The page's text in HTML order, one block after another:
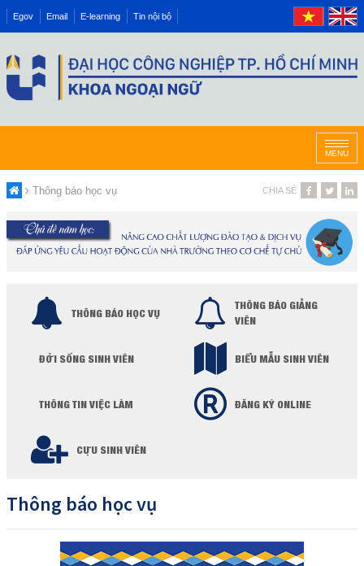
Egov Email E-learning Tin nội bộ
MENU
Thông báo học vụ CHIA SẺ
THÔNG BÁO HỌC VỤ
THÔNG BÁO GIẢNG
VIÊN
ĐỜI SỐNG SINH VIÊN BIỂU MẪU SINH VIÊN
THÔNG TIN VIỆC LÀM ĐĂNG KÝ ONLINE
CỰU SINH VIÊN
Thông báo học vụ